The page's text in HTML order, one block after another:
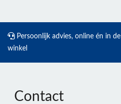
Persoonlijk advies, online én in de
winkel
Contact